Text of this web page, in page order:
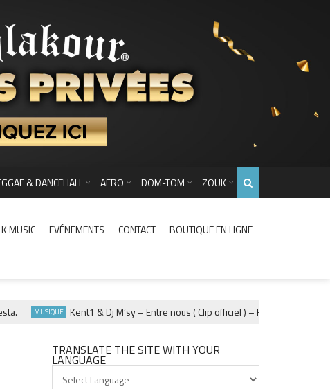
& DANCEHALL AFRO DOM-TOM ZOUK
MUSIC EVÉNEMENTS CONTACT BOUTIQUE EN LIGNE
Kent1 & Dj M’sy – Entre nous ( Clip officiel ) – Fevrier 2025
TRANSLATE THE SITE WITH YOUR
LANGUAGE